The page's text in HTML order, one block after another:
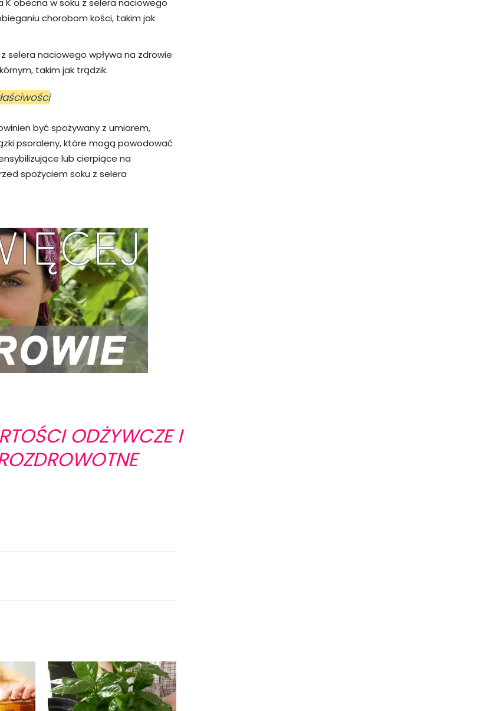
K obecna w soku z selera naciowego
chorobom kości, takim jak
selera naciowego wpływa na zdrowie
takim jak trądzik.
być spożywany z umiarem,
psoraleny, które mogą powodować
lub cierpiące na
spożyciem soku z selera
ODŻYWCZE I